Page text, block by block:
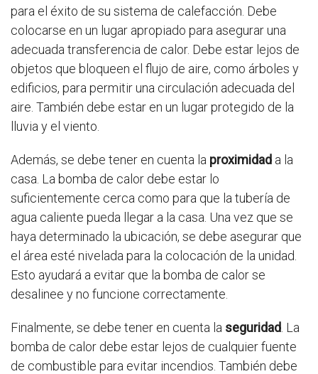
para el éxito de su sistema de calefacción. Debe
colocarse en un lugar apropiado para asegurar una
adecuada transferencia de calor. Debe estar lejos de
objetos que bloqueen el flujo de aire, como árboles y
edificios, para permitir una circulación adecuada del
aire. También debe estar en un lugar protegido de la
lluvia y el viento.
Además, se debe tener en cuenta la proximidad a la
casa. La bomba de calor debe estar lo
suficientemente cerca como para que la tubería de
agua caliente pueda llegar a la casa. Una vez que se
haya determinado la ubicación, se debe asegurar que
el área esté nivelada para la colocación de la unidad.
Esto ayudará a evitar que la bomba de calor se
desalinee y no funcione correctamente.
Finalmente, se debe tener en cuenta la seguridad . La
bomba de calor debe estar lejos de cualquier fuente
de combustible para evitar incendios. También debe